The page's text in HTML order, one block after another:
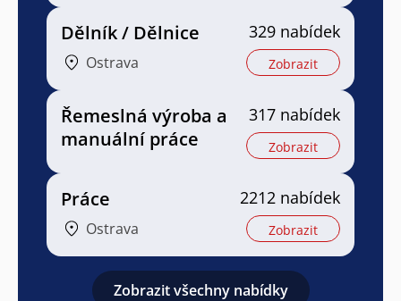
Dělník / Dělnice
Ostrava
329 nabídek
Zobrazit
Řemeslná výroba a
manuální práce
317 nabídek
Zobrazit
Práce
Ostrava
2212 nabídek
Zobrazit
Zobrazit všechny nabídky